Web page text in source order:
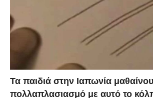
Τα παιδιά στην Ιαπωνία
πολλαπλασιασμό με αυτό το